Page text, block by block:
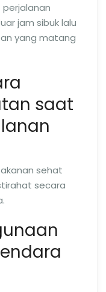
perjalanan
jam sibuk lalu
yang matang
saat
sehat
secara